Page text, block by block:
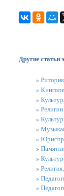
Другие статьи
»
»
»
»
»
»
»
»
»
»
»
»